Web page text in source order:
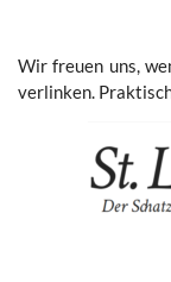
Wir freuen uns,
verlinken.